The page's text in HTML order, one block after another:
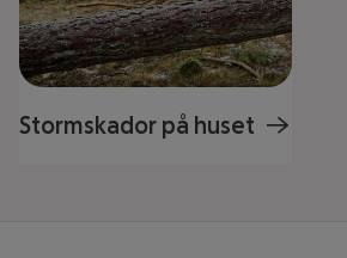
Stormskador på huset